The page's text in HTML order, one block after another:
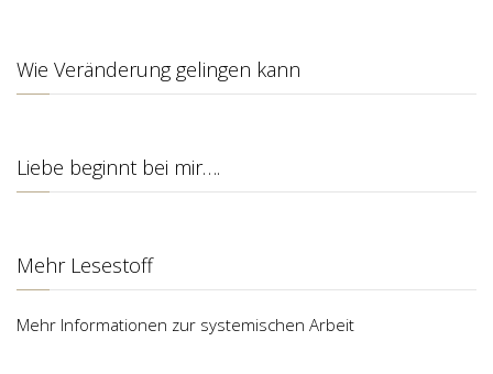
Wie Veränderung gelingen kann
Liebe beginnt bei mir….
Mehr Lesestoff
Mehr Informationen zur systemischen Arbeit